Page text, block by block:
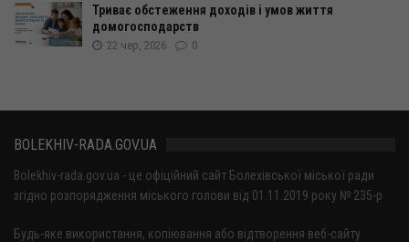
Триває обстеження доходів і умов життя
домогосподарств
22 чер, 2026 0
BOLEKHIV-RADA.GOV.UA
Bolekhiv-rada.gov.ua - це офіційний сайт Болехівської міської ради
згідно розпорядження міського голови від 01.11.2019 року № 235-р
Будь-яке використання, копіювання або відтворення веб-сайту